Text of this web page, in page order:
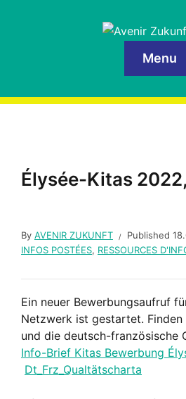
Menu
Élysée-Kitas
By AVENIR ZUKUNFT Published
INFOS POSTÉES, RESSOURCES
Ein neuer Bewerbungsaufruf
Netzwerk ist gestartet.
und die deutsch-französische
Info-Brief Kitas Bewerbung
Dt_Frz_Qualtätscharta